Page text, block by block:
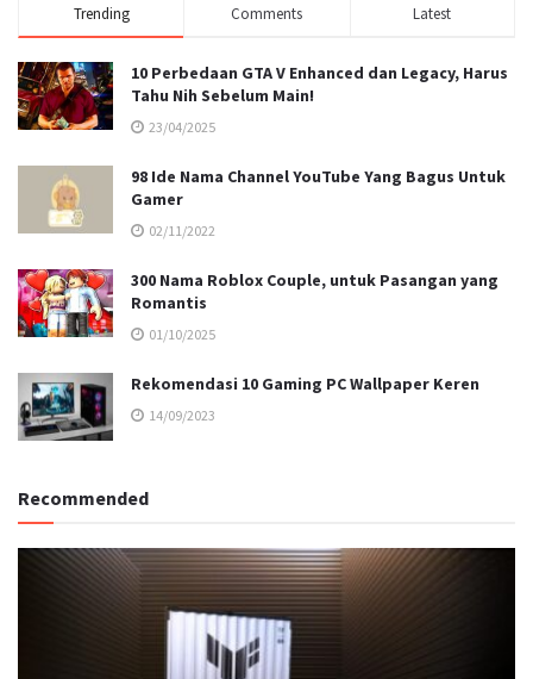
Trending Comments Latest
10 Perbedaan GTA V Enhanced dan Legacy, Harus
Tahu Nih Sebelum Main!
23/04/2025
98 Ide Nama Channel YouTube Yang Bagus Untuk
Gamer
02/11/2022
300 Nama Roblox Couple, untuk Pasangan yang
Romantis
01/10/2025
Rekomendasi 10 Gaming PC Wallpaper Keren
14/09/2023
Recommended